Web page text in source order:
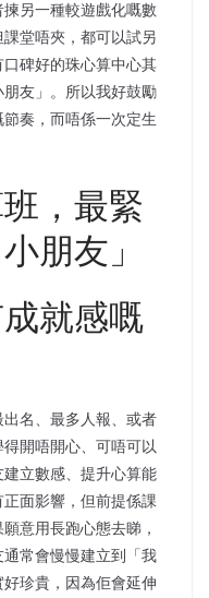
另一種較遊戲化嘅數
堂唔夾，都可以試另
碑好的珠心算中心其
友」。所以我好鼓勵
奏，而唔係一次定生
，最緊
朋友」
就感嘅
名、最多人報、或者
開唔開心、可唔可以
立數感、提升心算能
面影響，但前提係課
意用長跑心態去睇，
常會慢慢建立到「我
珍貴，因為佢會延伸